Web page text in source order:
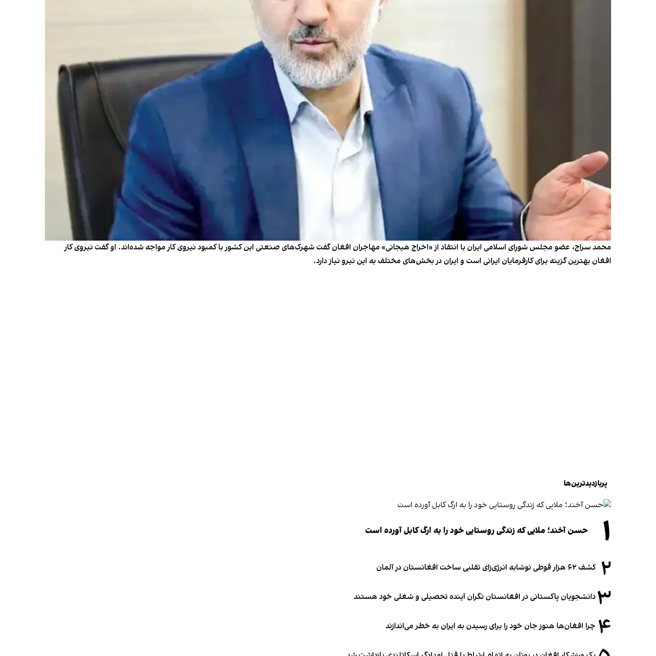
محمد سراج، عضو مجلس شورای اسلامی ایران با انتقاد از «اخراج هیجانی» مهاجران افغان گفت شهرک‌های صنعتی این کشور با کمبود نیروی کار مواجه شده‌اند. او گفت نیروی کار
افغان بهترین گزینه برای کارفرمایان ایرانی است و ایران در بخش‌های مختلف به این نیرو نیاز دارد.
پربازدیدترین‌ها
۱ حسن آخند؛ ملایی که زندگی روستایی خود را به ارگ کابل آورده است
۲ کشف ۶۲ هزار قوطی نوشابه انرژی‌زای تقلبی ساخت افغانستان در آلمان
۳دانشجویان پاکستانی در افغانستان نگران آینده تحصیلی و شغلی خود هستند
۴ چرا افغان‌ها هنوز جان خود را برای رسیدن به ایران به خطر می‌اندازند